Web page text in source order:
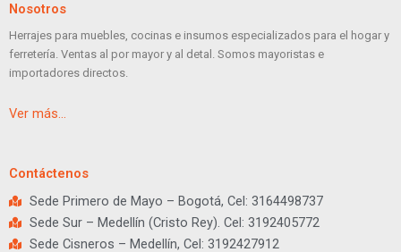
Nosotros
Herrajes para muebles, cocinas e insumos especializados para el hogar y
ferretería. Ventas al por mayor y al detal. Somos mayoristas e
importadores directos.
Ver más…
Contáctenos
Sede Primero de Mayo – Bogotá, Cel: 3164498737
Sede Sur – Medellín (Cristo Rey). Cel: 3192405772
Sede Cisneros – Medellín, Cel: 3192427912